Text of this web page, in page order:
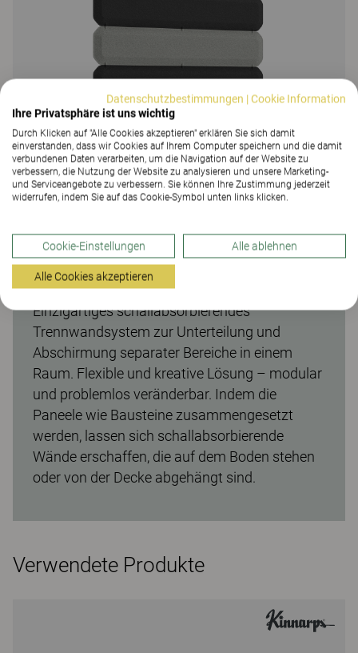
Prim Schallabsorber
Einzigartiges schallabsorbierendes
Trennwandsystem zur Unterteilung und
Abschirmung separater Bereiche in einem
Raum. Flexible und kreative Lösung – modular
und problemlos veränderbar. Indem die
Paneele wie Bausteine zusammengesetzt
werden, lassen sich schallabsorbierende
Wände erschaffen, die auf dem Boden stehen
oder von der Decke abgehängt sind.
Verwendete Produkte
Datenschutzbestimmungen |Cookie Information
Ihre Privatsphäre ist uns wichtig
Durch Klicken auf "Alle Cookies akzeptieren" erklären Sie sich damit
einverstanden, dass wir Cookies auf Ihrem Computer speichern und die damit
verbundenen Daten verarbeiten, um die Navigation auf der Website zu
verbessern, die Nutzung der Website zu analysieren und unsere Marketing-
und Serviceangebote zu verbessern. Sie können Ihre Zustimmung jederzeit
widerrufen, indem Sie auf das Cookie-Symbol unten links klicken.
Cookie-Einstellungen Alle ablehnen
Alle Cookies akzeptieren